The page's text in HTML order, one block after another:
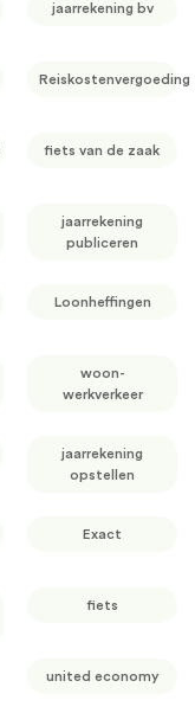
jaarrekening bv
Reiskostenvergoeding
fiets van de zaak
jaarrekening
publiceren
Loonheffingen
woon-
werkverkeer
jaarrekening
opstellen
Exact
fiets
united economy